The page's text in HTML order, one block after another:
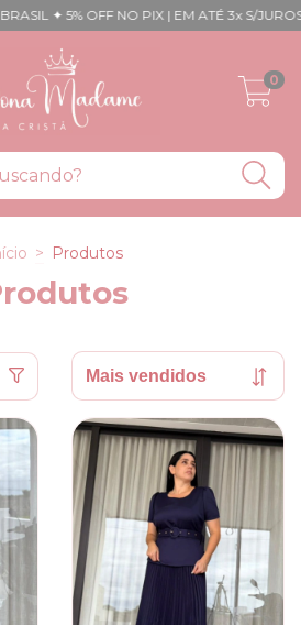
✦ 5% OFF NO PIX | EM ATÉ 3x S/JUROS |
0
> Produtos